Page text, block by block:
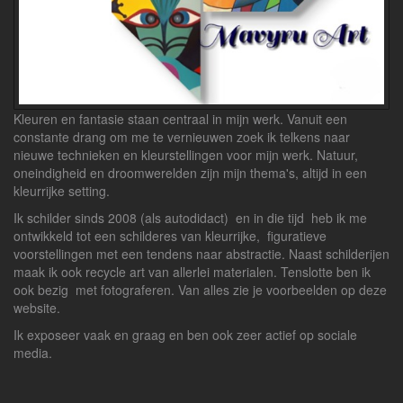
Kleuren en fantasie staan centraal in mijn werk. Vanuit een
constante drang om me te vernieuwen zoek ik telkens naar
nieuwe technieken en kleurstellingen voor mijn werk. Natuur,
oneindigheid en droomwerelden zijn mijn thema's, altijd in een
kleurrijke setting.
Ik schilder sinds 2008 (als autodidact) en in die tijd heb ik me
ontwikkeld tot een schilderes van kleurrijke, figuratieve
voorstellingen met een tendens naar abstractie. Naast schilderijen
maak ik ook recycle art van allerlei materialen. Tenslotte ben ik
ook bezig met fotograferen. Van alles zie je voorbeelden op deze
website.
Ik exposeer vaak en graag en ben ook zeer actief op sociale
media.